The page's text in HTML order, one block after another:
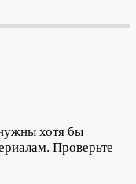
хотя бы
Проверьте